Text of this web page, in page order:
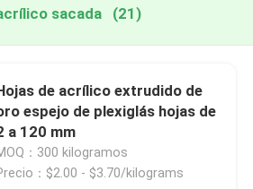
sacada (21)
de acrílico extrudido de
espejo de plexiglás hojas de
a 120 mm
：300 kilogramos
：$2.00 - $3.70/kilograms